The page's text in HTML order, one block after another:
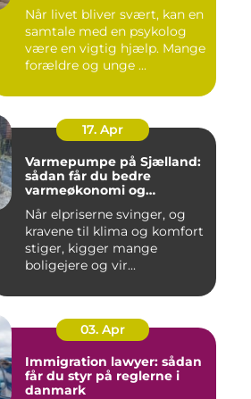
Når livet bliver svært, kan en
samtale med en psykolog
være en vigtig hjælp. Mange
forældre og unge ...
17. Apr
Varmepumpe på Sjælland:
sådan får du bedre
varmeøkonomi og
Når elpriserne svinger, og
kravene til klima og komfort
stiger, kigger mange
boligejere og vir...
03. Apr
Immigration lawyer: sådan
får du styr på reglerne i
danmark